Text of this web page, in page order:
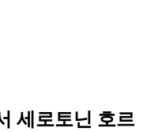
세로토닌 호르